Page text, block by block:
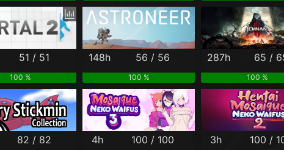
51 / 51
100 %
148h 56 / 56
100 %
287h 65 /
100 %
82 / 82 4h 100 / 100 3h 100 /